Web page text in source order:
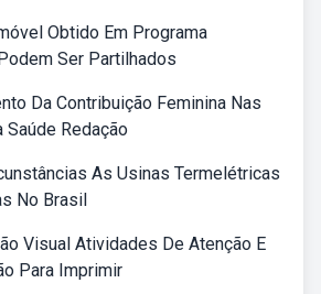
Obtido Em Programa
Ser Partilhados
Da Contribuição Feminina Nas
Saúde Redação
As Usinas Termelétricas
No Brasil
Visual Atividades De Atenção E
Para Imprimir